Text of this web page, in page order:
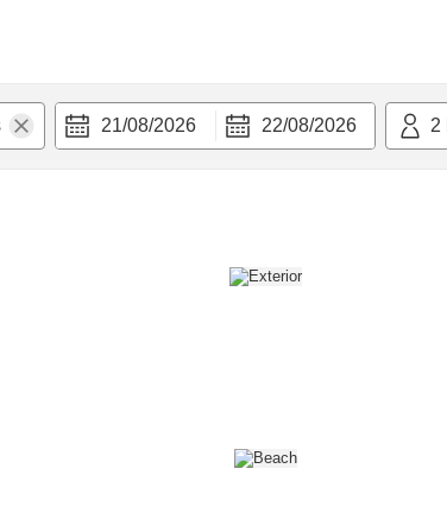
21/08/2026 22/08/2026 2
nghi